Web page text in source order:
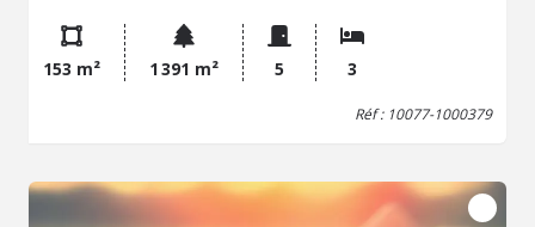
recevoir famille et amis. La partie nuit comprend trois
chambres, une salle d'eau et des WC indépendant. Le
sous-sol offre de nombreux espaces fonctionnels avec
une cuisine aménagée, un garage, un atelier et une cave,
aménagé laisse libre cours à vos envies : salle de jeux,
bureau, atelier d'artiste, salle de sport, suite parentale... À
153 m² 1 391 m² 5 3
Réf : 10077-1000379